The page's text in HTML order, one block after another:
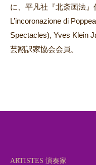
に、平凡社『北斎画法』
L’incoronazione di
Spectacles), Yves Klein
芸翻訳家協会会員。
ARTISTES 演奏家